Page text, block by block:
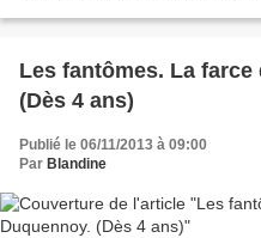
Les fantômes. La farce
(Dès 4 ans)
Publié le 06/11/2013 à 09:00
Par Blandine